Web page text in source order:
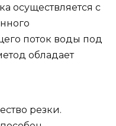
осуществляется с
поток воды под
обладает
резки.